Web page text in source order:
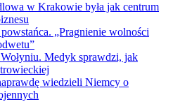
w Krakowie była jak centrum
„Pragnienie wolności
Medyk sprawdzi, jak
wiedzieli Niemcy o